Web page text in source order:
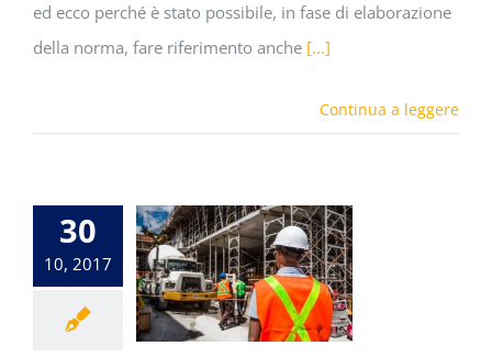
ed ecco perché è stato possibile, in fase di elaborazione
della norma, fare riferimento anche [...]
Continua a leggere
30
10, 2017